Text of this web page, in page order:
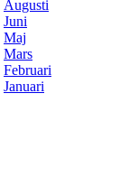
Augusti
Juni
Maj
Mars
Februari
Januari